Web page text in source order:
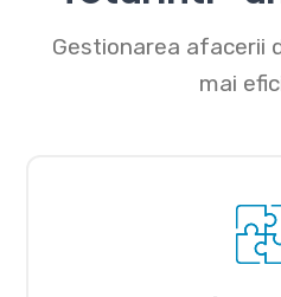
Gestionarea afacerii
mai